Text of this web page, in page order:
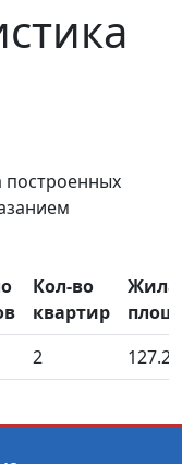
построенных
Кол-во
квартир
2 127.20